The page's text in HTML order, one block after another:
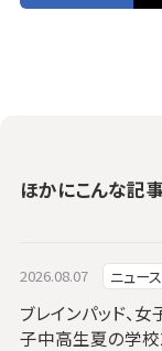
ほかにこんな記
2026.08.07 ニュー
ブレインパッド、
子中高生夏の学